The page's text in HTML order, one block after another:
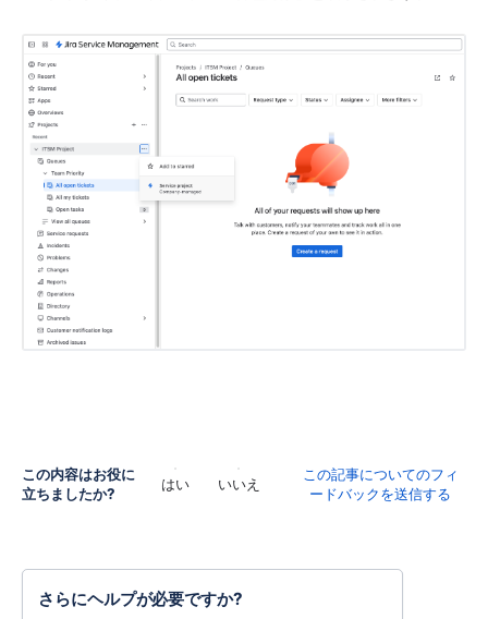
この内容はお役に
立ちましたか?
はい いいえ
この記事についてのフィ
ードバックを送信する
さらにヘルプが必要ですか?